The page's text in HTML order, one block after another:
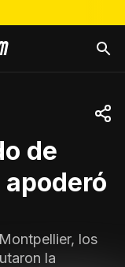
de
los
la